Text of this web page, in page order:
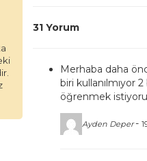
31 Yorum
Merhaba daha
biri kullanılmıyor
öğrenmek
Ayden Deper -